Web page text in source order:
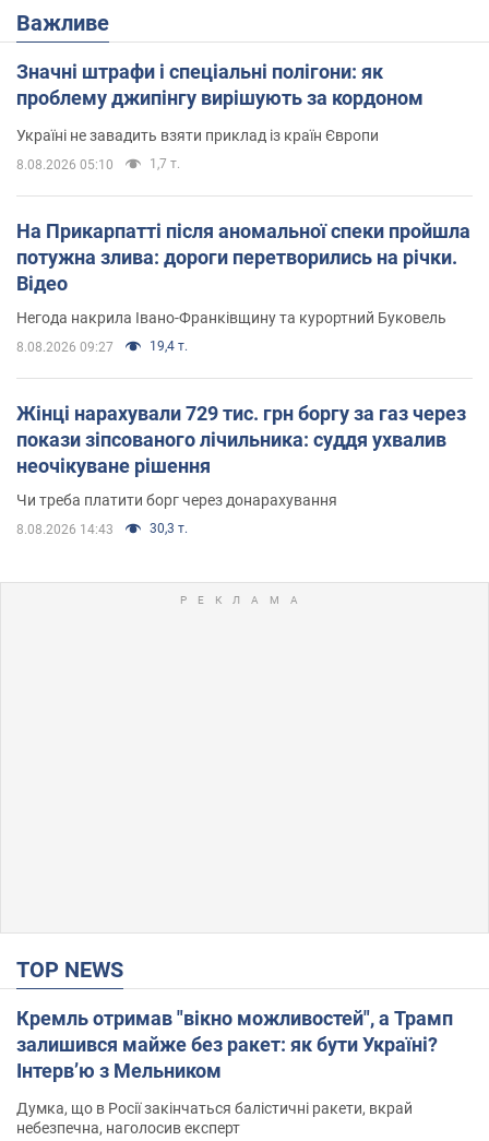
Важливе
Значні штрафи і спеціальні полігони: як
проблему джипінгу вирішують за кордоном
Україні не завадить взяти приклад із країн Європи
8.08.2026 05:10 1,7 т.
На Прикарпатті після аномальної спеки пройшла
потужна злива: дороги перетворились на річки.
Відео
Негода накрила Івано-Франківщину та курортний Буковель
8.08.2026 09:27 19,4 т.
Жінці нарахували 729 тис. грн боргу за газ через
покази зіпсованого лічильника: суддя ухвалив
неочікуване рішення
Чи треба платити борг через донарахування
8.08.2026 14:43 30,3 т.
TOP NEWS
Кремль отримав "вікно можливостей", а Трамп
залишився майже без ракет: як бути Україні?
Інтерв’ю з Мельником
Думка, що в Росії закінчаться балістичні ракети, вкрай
небезпечна, наголосив експерт